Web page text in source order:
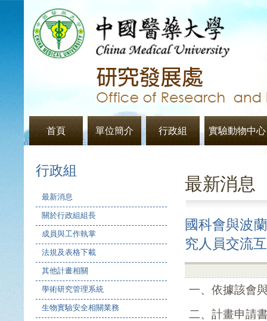
首頁 單位簡介 行政組 實驗動物中心
最新消息
國科會與波
究人員交流
一、依據該會
二、計畫申請
行政組
最新消息
關於行政組組長
成員與工作執掌
法規及表格下載
其他計畫相關
學術研究管理系統
生物實驗安全相關業務